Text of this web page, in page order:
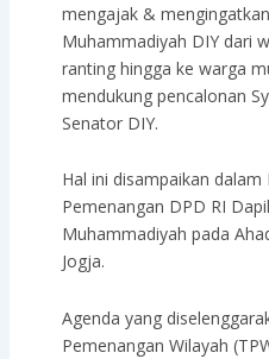
mengajak &
Muhammadiyah DIY dari
ranting hingga ke warga
mendukung pencalonan
Senator DIY.
Hal ini disampaikan dalam
Pemenangan DPD RI
Muhammadiyah pada
Jogja.
Agenda yang
Pemenangan Wilayah